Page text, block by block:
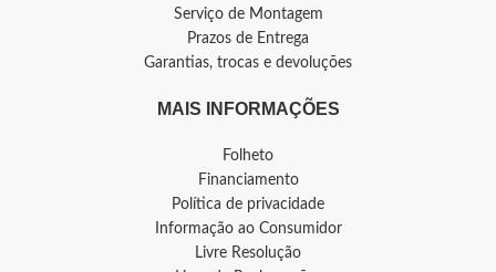
Serviço de Montagem
Prazos de Entrega
Garantias, trocas e devoluções
MAIS INFORMAÇÕES
Folheto
Financiamento
Política de privacidade
Informação ao Consumidor
Livre Resolução